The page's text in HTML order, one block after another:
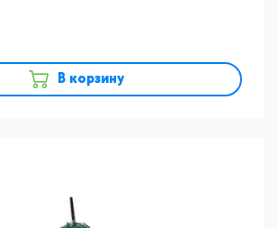
В корзину